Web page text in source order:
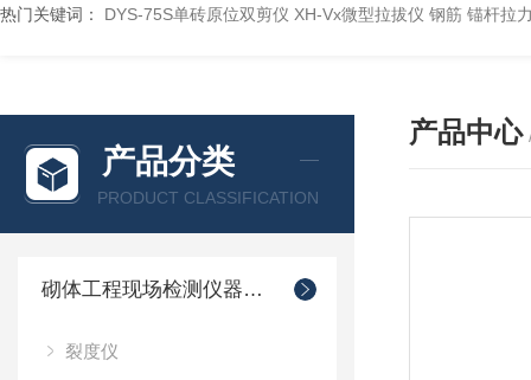
热门关键词： DYS-75S单砖原位双剪仪 XH-Vx微型拉拔仪 钢筋 锚杆拉
产品分类
PRODUCT CLASSIFICATION
砌体工程现场检测仪器仪表
裂度仪
产品中心